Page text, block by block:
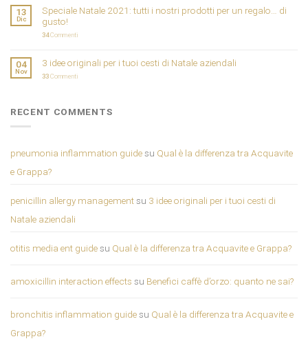
13
Dic
Speciale Natale 2021: tutti i nostri prodotti per un regalo… di
gusto!
34Commenti
04
Nov
3 idee originali per i tuoi cesti di Natale aziendali
33Commenti
RECENT COMMENTS
pneumonia inflammation guidesu Qual è la differenza tra Acquavite
e Grappa?
penicillin allergy managementsu 3 idee originali per i tuoi cesti di
Natale aziendali
otitis media ent guidesu Qual è la differenza tra Acquavite e Grappa?
amoxicillin interaction effects su Benefici caffè d’orzo: quanto ne sai?
bronchitis inflammation guidesu Qual è la differenza tra Acquavite e
Grappa?